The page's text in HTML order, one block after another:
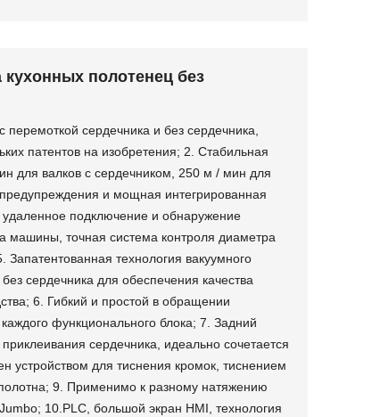
полотенец без
сердечника и без сердечника,
патентов на изобретения; 2. Стабильная
для валков с сердечником, 250 м / мин для
и мощная интегрированная
подключение и обнаружение
машины, точная система контроля диаметра
Запатентованная технология вакуумного
сердечника для обеспечения качества
6. Гибкий и простой в обращении
функционального блока; 7. Задний
сердечника, идеально сочетается
устройством для тиснения кромок, тиснением
9. Применимо к разному натяжению
10.PLC, большой экран HMI, технология